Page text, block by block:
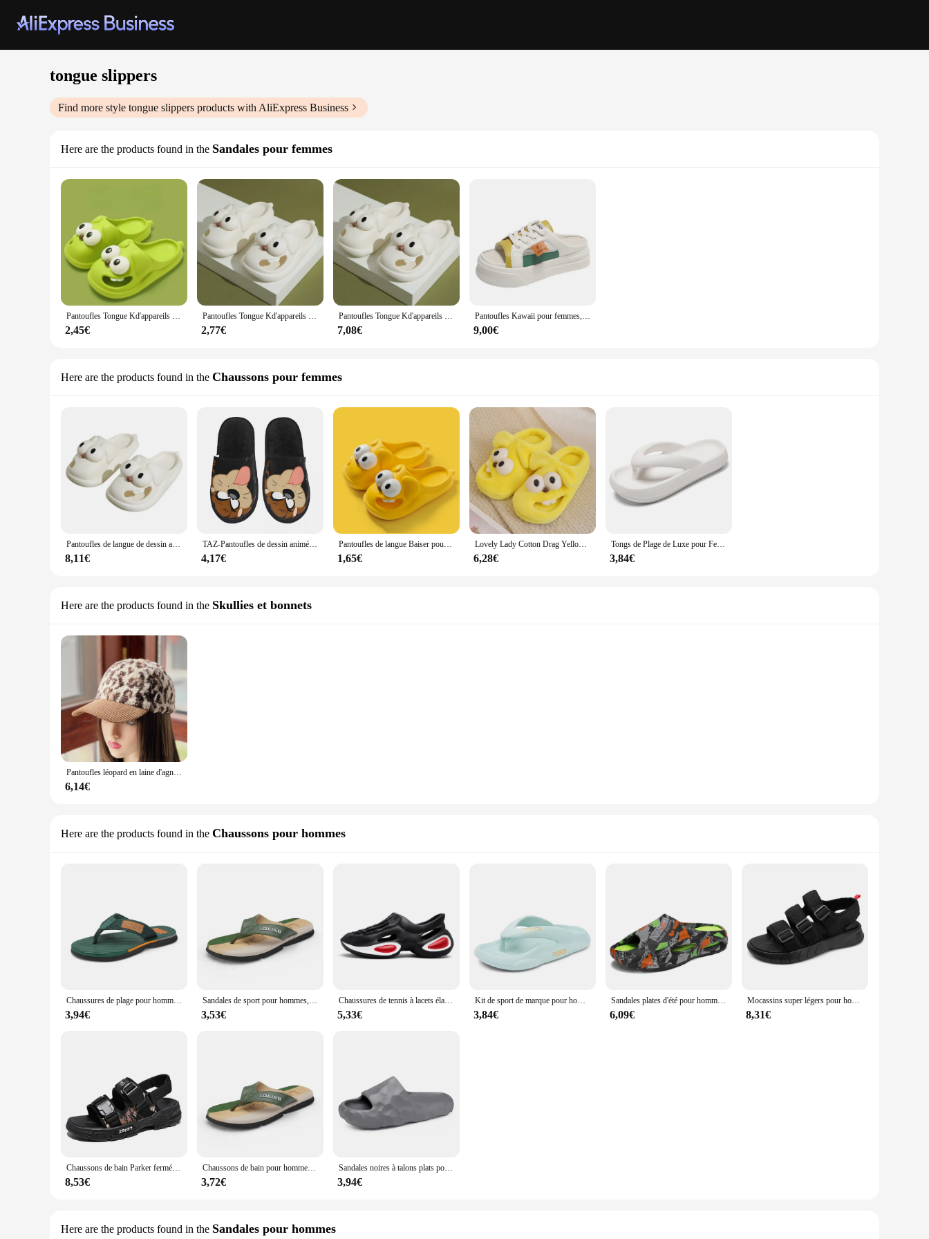
tongue slippers
Find more style tongue slippers products with AliExpress Business
Here are the products found in the Sandales pour femmes
Pantoufles Tongue Kd'appareils Big Eye Dog pour femmes, pantoufles brûleur, dessin animé amusant, tête GT, mignon, drôle, grand chien
2,45€
Pantoufles Tongue Kd'appareils Big Eye Dog pour femmes, pantoufles brûleur tête GT, dessin animé amusant, mignon et drôle
2,77€
Pantoufles Tongue Kd'appareils Big Eye Dog pour femmes, pantoufles brûleur tête GT, dessin animé amusant, mignon et drôle
7,08€
Pantoufles Kawaii pour femmes, chaussures de sport de plage, sandales luxueuses, gros style, bienvenue, richesse, taille 37
9,00€
Here are the products found in the Chaussons pour femmes
Pantoufles de langue de dessin animé 3D pour femmes, pantoufles de chien à gros yeux, semelle optique non ald, toboggans d'intérieur et d'extérieur, sandales de maison mignonnes
8,11€
TAZ-Pantoufles de dessin animé TASMANIAN Tongue Out, coordonnantes, confortables, en mousse à mémoire de forme, pour l'intérieur
4,17€
Pantoufles de langue Baiser pour femmes, pantoufles de chien Big Eye, pantoufles brûleur mignonnes et drôles, pantoufles de dessin animé amusant, tête GT, populaire
1,65€
Lovely Lady Cotton Drag Yellow Blue Big Eyes, langue qui dépasse pour vous accompagner tout au long de l'hiver
6,28€
Tongs de Plage de Luxe pour Femme, Chaussures de Styliste, Baskets de dehors, Offre Basse, 2024
3,84€
Here are the products found in the Skullies et bonnets
Pantoufles léopard en laine d'agneau pour femmes, chapeau de langue de canard, casquette de boule en velours côtelé, vintage, décontracté, polyvalent, à la mode, automne, hiver
6,14€
Here are the products found in the Chaussons pour hommes
Chaussures de plage pour hommes et enfants, pantoufles de bain de plage, sandales d'eau noires, baskets de sport, coureurs, le plus récent
3,94€
Sandales de sport pour hommes, chaussures de plein air, baskets de jogging, Krasovki, Best SlessTopanky, originales, taille 42, 41-42, 2024
3,53€
Chaussures de tennis à lacets élastiques pour hommes, baskets pour hommes, chaussures de course, tongs de plage, pantoufles à la mode, été
5,33€
Kit de sport de marque pour hommes, chaussures de baskets, sandales, pantoufles, bestioles, chaussures de tennis, foncé, 39-44, 43
3,84€
Sandales plates d'été pour hommes, chaussures ouvertes, tongs en caoutchouc, baskets de sport oste illées, bienvenue richesse
6,09€
Mocassins super légers pour hommes, chaussures à pantoufles, sandales pour hommes, baskets d'été, sports, beige, blanc, Chine, 2024
8,31€
Chaussons de bain Parker fermés pour hommes, baskets pour garçons, chaussures de plage, sandales de sport, nouveau style, basket le moins cher, meilleures ventes
8,53€
Chaussons de bain pour hommes, sandales minimalistes, chaussures de patineur, baskets de sport, salle de sport, basket-ball athlétiques, drôles, 4-12 ans, 39-40
3,72€
Sandales noires à talons plats pour hommes, pantoufles hawaïennes, chaussures de sport orange, baskets botasky, marque chinoise universelle
3,94€
Here are the products found in the Sandales pour hommes